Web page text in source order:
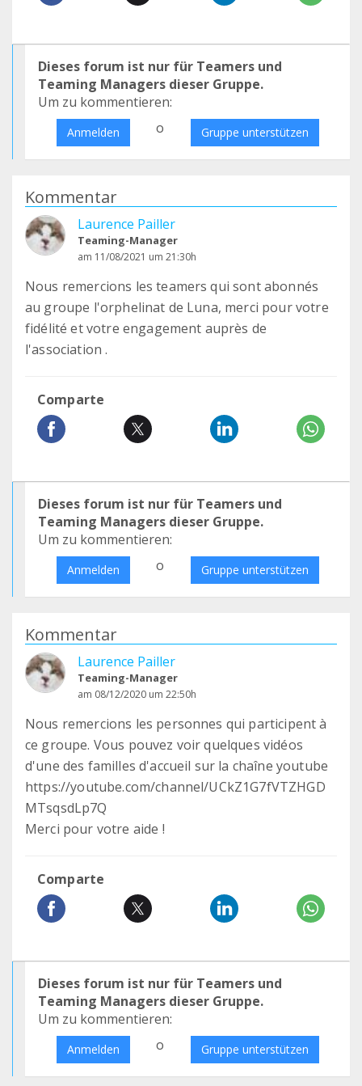
Dieses forum ist nur für Teamers und
Teaming Managers dieser Gruppe.
Um zu kommentieren:
Anmelden o Gruppe unterstützen
Kommentar
Laurence Pailler
Teaming-Manager
am 11/08/2021 um 21:30h
Nous remercions les teamers qui sont abonnés
au groupe l'orphelinat de Luna, merci pour votre
fidélité et votre engagement auprès de
l'association .
Comparte
Dieses forum ist nur für Teamers und
Teaming Managers dieser Gruppe.
Um zu kommentieren:
Anmelden o Gruppe unterstützen
Kommentar
Laurence Pailler
Teaming-Manager
am 08/12/2020 um 22:50h
Nous remercions les personnes qui participent à
ce groupe. Vous pouvez voir quelques vidéos
d'une des familles d'accueil sur la chaîne youtube
https://youtube.com/channel/UCkZ1G7fVTZHGD
MTsqsdLp7Q
Merci pour votre aide !
Comparte
Dieses forum ist nur für Teamers und
Teaming Managers dieser Gruppe.
Um zu kommentieren:
Anmelden o Gruppe unterstützen